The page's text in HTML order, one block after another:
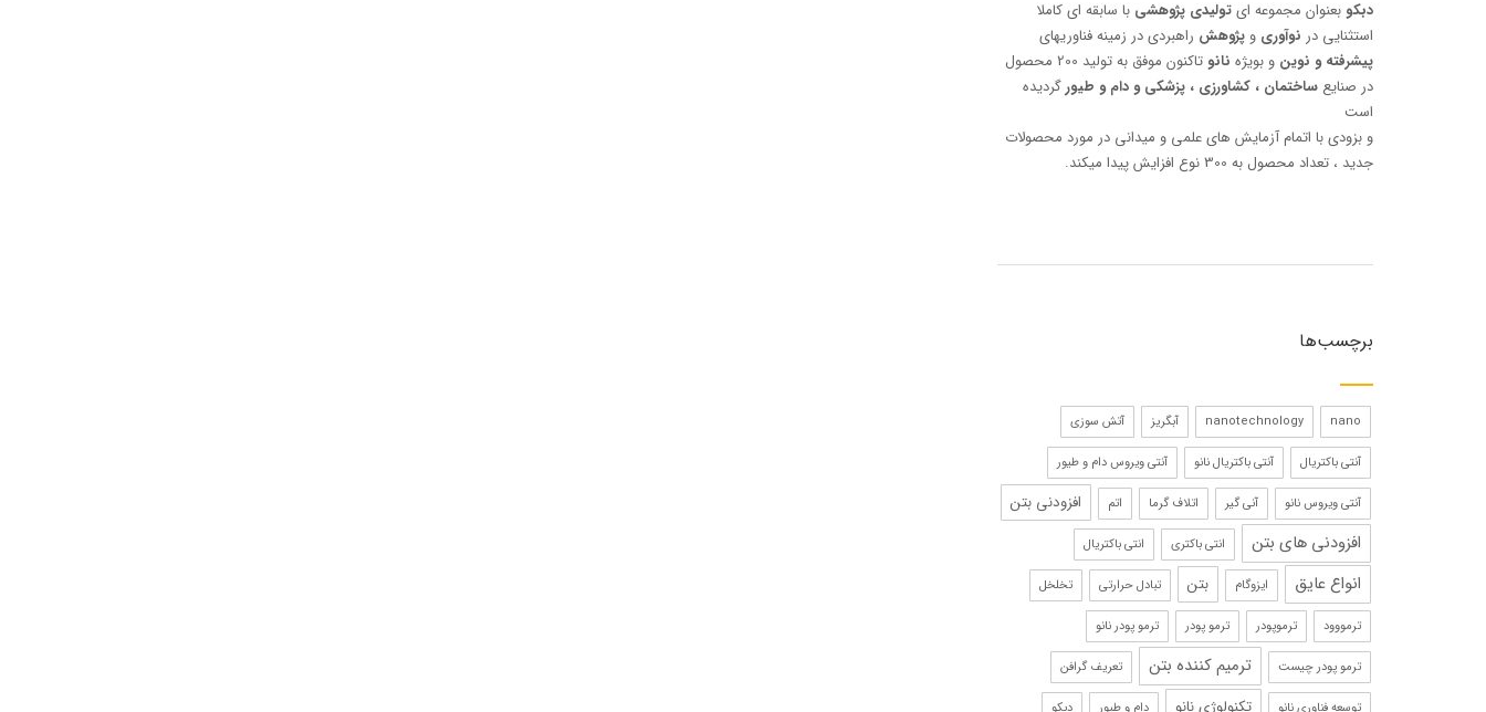
دبکو بعنوان مجموعه ایتولیدی پژوهشی با سابقه ای کاملا
استثنایی در نوآوری و پژوهش راهبردی در زمینه فناوریهای
پیشرفته و نوین و بویژه نانو
تاکنون موفق به تولید 200 محصول
در صنایع ساختمان ، کشاورزی ، پزشکی و دام و طیورگردیده
است
و بزودی با اتمام آزمایش های علمی و میدانی در مورد محصولات
جدید ، تعداد محصول به 300 نوع افزایش پیدا میکند.
برچسب‌ها
nano
nanotechnology آبگریز آتش سوزی
آنتی باکتریال آنتی باکتریال نانو آنتی ویروس دام و طیور
آنتی ویروس نانو آنی گیر اتلاف گرما اتم افزودنی بتن
افزودنی های بتن انتی باکتری انتی باکتریال
انواع عایق ایزوگام بتن تبادل حرارتی تخلخل
ترمووود ترموپودر ترمو پودر ترمو پودر نانو
ترمو پودر چیست ترمیم کننده بتن تعریف گرافن
توسعه فناوری نانو تکنولوژی نانو دام و طیور دبکو